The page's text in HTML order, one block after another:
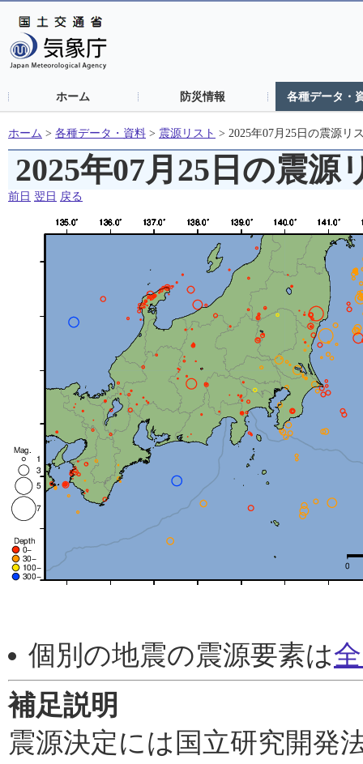
ホーム 防災情報 各種データ・
ホーム > 各種データ・資料 > 震源リスト > 2025年07月25日の震源リ
2025年07月25日の震源
前日 翌日 戻る
個別の地震の震源要素は
補足説明
震源決定には国立研究開発